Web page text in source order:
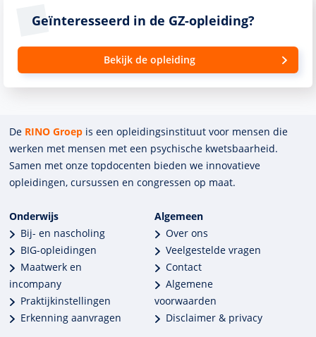
Geïnteresseerd in de GZ-opleiding?
Bekijk de opleiding
De RINO Groep is een opleidings­insti­tuut voor mensen die
werken met mensen met een psychische kwets­baar­heid.
Samen met onze top­docenten bieden we innova­tieve
opleidingen, cursussen en congres­sen op maat.
Onderwijs
Bij- en nascholing
BIG-opleidingen
Maatwerk en
incompany
Praktijkinstellingen
Erkenning aanvragen
Algemeen
Over ons
Veelgestelde vragen
Contact
Algemene
voorwaarden
Disclaimer & privacy